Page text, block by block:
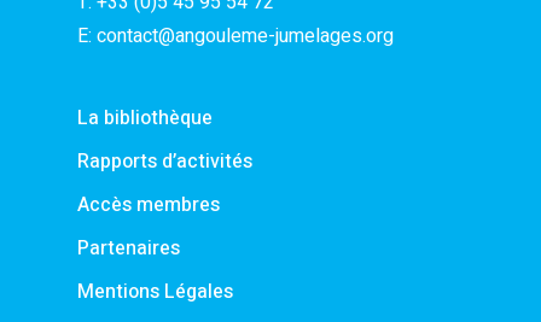
E: contact@angouleme-jumelages.org
La bibliothèque
Rapports d’activités
Accès membres
Partenaires
Mentions Légales